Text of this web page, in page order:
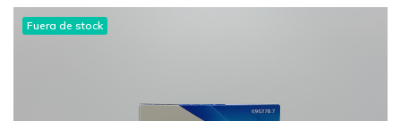
Fuera de stock